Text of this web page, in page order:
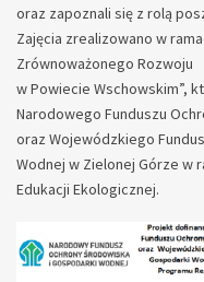
oraz zapoznali się z rolą
Zajęcia zrealizowano w
Zrównoważonego Rozwoju
w Powiecie Wschowskim”,
Narodowego Funduszu
oraz Wojewódzkiego
Wodnej w Zielonej Górze w
Edukacji Ekologicznej.